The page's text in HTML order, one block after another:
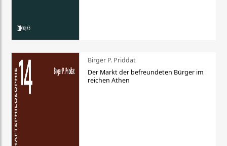
Birger P. Priddat
Der Markt der befreundeten Bürger im
reichen Athen